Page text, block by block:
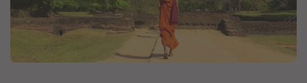
Turcja
Egipt